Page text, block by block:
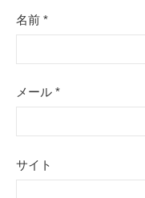
名前 *
メール *
サイト